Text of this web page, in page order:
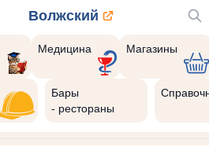
Волжский
Медицина Магазины
Бары
- рестораны